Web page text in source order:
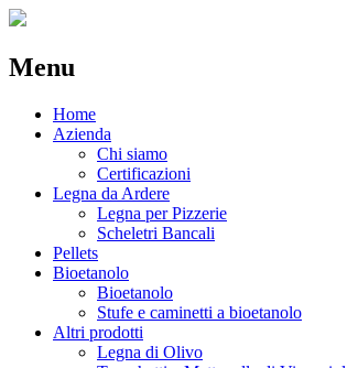
Menu
Skip
Home
Azienda
Chi siamo
Certificazioni
Legna da Ardere
Legna per Pizzerie
Scheletri Bancali
Pellets
Bioetanolo
Bioetanolo
Stufe e caminetti a bioetanolo
Altri prodotti
Legna di Olivo